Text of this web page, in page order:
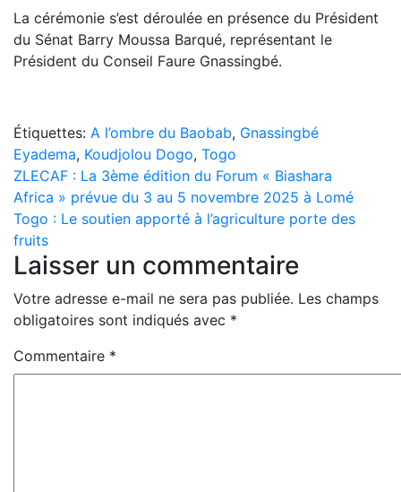
La cérémonie s’est déroulée en présence du Président
du Sénat Barry Moussa Barqué, représentant le
Président du Conseil Faure Gnassingbé.
Étiquettes: A l’ombre du Baobab, Gnassingbé
Eyadema, Koudjolou Dogo, Togo
Navigation
de
l’article
ZLECAF : La 3ème édition du Forum « Biashara
Africa » prévue du 3 au 5 novembre 2025 à Lomé
Togo : Le soutien apporté à l’agriculture porte des
fruits
Laisser un commentaire
Votre adresse e-mail ne sera pas publiée. Les champs
obligatoires sont indiqués avec *
Commentaire *